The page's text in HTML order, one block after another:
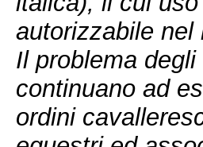
autorizzabile nel
Il problema
continuano ad
ordini